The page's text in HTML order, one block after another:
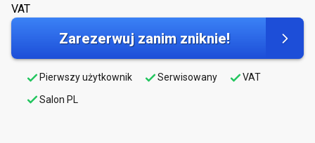
VAT
Zarezerwuj zanim zniknie!
Pierwszy użytkownik Serwisowany
VAT
Salon PL